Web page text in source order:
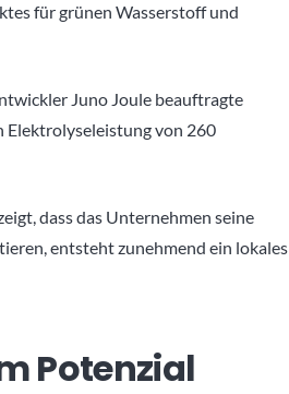
für grünen Wasserstoff und
Juno Joule beauftragte
Elektrolyseleistung von 260
dass das Unternehmen seine
entsteht zunehmend ein lokales
Potenzial